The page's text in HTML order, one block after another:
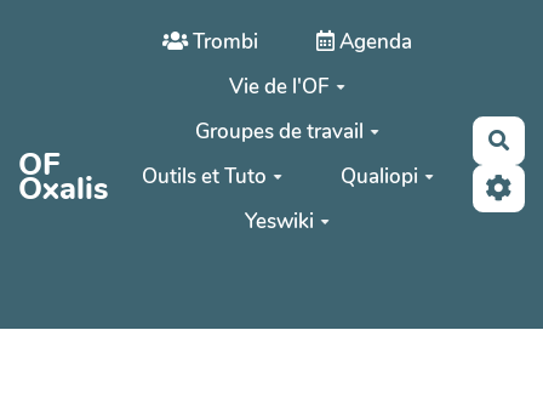
Aller au contenu principal
OF
Oxalis
Trombi
Agenda
Vie de l'OF
Groupes de travail
Outils et Tuto
Qualiopi
Yeswiki